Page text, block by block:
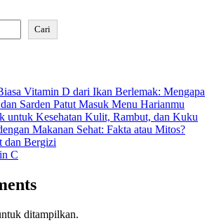
Cari
Vitamin D dari Ikan Berlemak: Mengapa
Sarden Patut Masuk Menu Harianmu
untuk Kesehatan Kulit, Rambut, dan Kuku
Makanan Sehat: Fakta atau Mitos?
dan Bergizi
C
ditampilkan.